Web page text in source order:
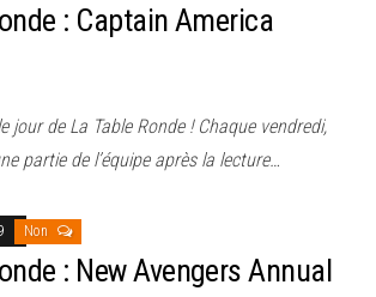
: Captain America
jour de La Table Ronde ! Chaque vendredi,
partie de l’équipe après la lecture…
Non
: New Avengers Annual